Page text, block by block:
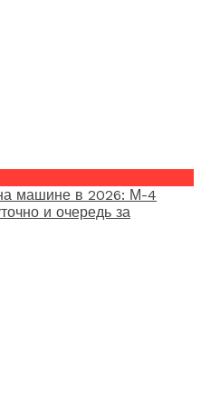
машине в 2026: М-4
и очередь за